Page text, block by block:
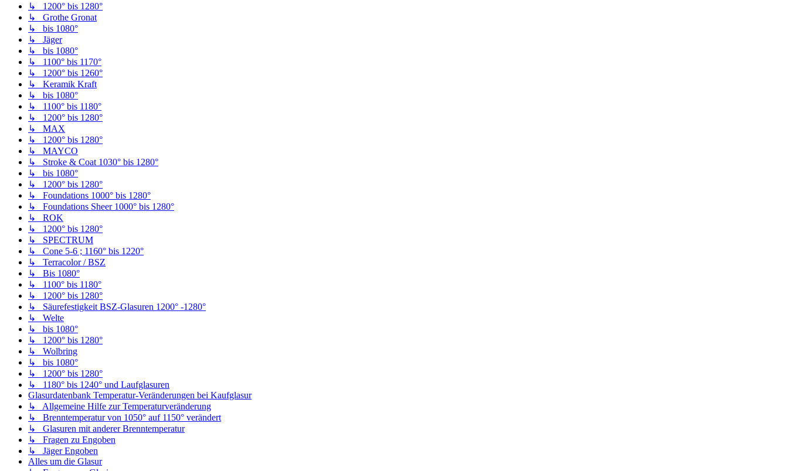
↳ 1200° bis 1280°
↳ Grothe Gronat
↳ bis 1080°
↳ Jäger
↳ bis 1080°
↳ 1100° bis 1170°
↳ 1200° bis 1260°
↳ Keramik Kraft
↳ bis 1080°
↳ 1100° bis 1180°
↳ 1200° bis 1280°
↳ MAX
↳ 1200° bis 1280°
↳ MAYCO
↳ Stroke & Coat 1030° bis 1280°
↳ bis 1080°
↳ 1200° bis 1280°
↳ Foundations 1000° bis 1280°
↳ Foundations Sheer 1000° bis 1280°
↳ ROK
↳ 1200° bis 1280°
↳ SPECTRUM
↳ Cone 5-6 ; 1160° bis 1220°
↳ Terracolor / BSZ
↳ Bis 1080°
↳ 1100° bis 1180°
↳ 1200° bis 1280°
↳ Säurefestigkeit BSZ-Glasuren 1200° -1280°
↳ Welte
↳ bis 1080°
↳ 1200° bis 1280°
↳ Wolbring
↳ bis 1080°
↳ 1200° bis 1280°
↳ 1180° bis 1240° und Laufglasuren
Glasurdatenbank Temperatur-Veränderungen bei Kaufglasur
↳ Allgemeine Hilfe zur Temperaturveränderung
↳ Brenntemperatur von 1050° auf 1150° verändert
↳ Glasuren mit anderer Brenntemperatur
↳ Fragen zu Engoben
↳ Jäger Engoben
Alles um die Glasur